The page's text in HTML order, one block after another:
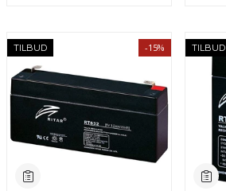
TILBUD -15% TILBUD